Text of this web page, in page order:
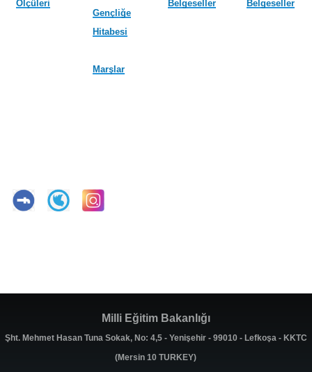
Ölçüleri
Gençliğe
Hitabesi
Marşlar
Belgeseller Belgeseller
Milli Eğitim Bakanlığı
Şht. Mehmet Hasan Tuna Sokak, No: 4,5 - Yenişehir - 99010 - Lefkoşa - KKTC
(Mersin 10 TURKEY)